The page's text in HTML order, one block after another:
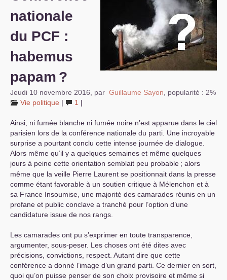
S’organiser
Comprendre...
Vie du site
nationale
du PCF :
habemus
papam ?
Jeudi 10 novembre 2016 par Guillaume Sayon
popularité : 2%
Vie politique | 1 |
Ainsi, ni fumée blanche ni fumée noire n’est apparue dans le ciel
parisien lors de la conférence nationale du parti. Une incroyable
surprise a pourtant conclu cette intense journée de dialogue.
Alors même qu’il y a quelques semaines et même quelques
jours à peine cette orientation semblait peu probable ; alors
même que la veille Pierre Laurent se positionnait dans la presse
comme étant favorable à un soutien critique à Mélenchon et à
sa France Insoumise, une majorité des camarades réunis en un
profane et public conclave a tranché pour l’option d’une
candidature issue de nos rangs.
Les camarades ont pu s’exprimer en toute transparence,
argumenter, sous-peser. Les choses ont été dites avec
précisions, convictions, respect. Autant dire que cette
conférence a donné l’image d’un grand parti. Ce dernier en sort,
quoi qu’on puisse penser de son choix provisoire et même si